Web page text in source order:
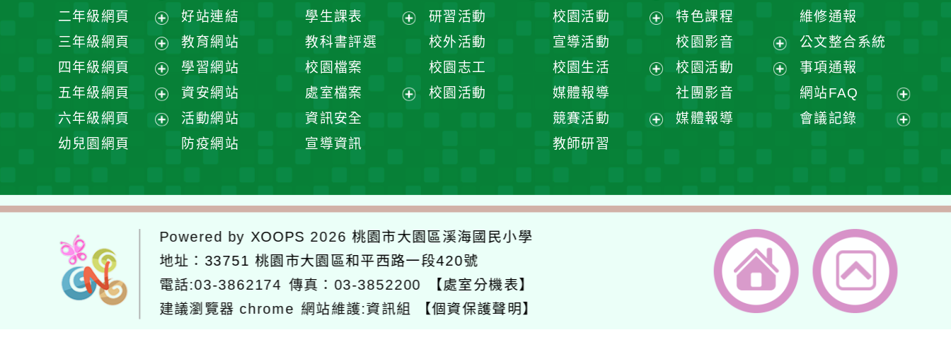
展
選
單
二年級網頁
展
選
單
三年級網頁
展
選
單
四年級網頁
展
開
選
五年級網頁
展
開
六年級網頁
單
幼兒園網頁
好站連結
教育網站
學習網站
資安網站
活動網站
防疫網站
學生課表
單
教科書評選
校園檔案
處室檔案
資訊安全
宣導資訊
研習活動
校外活動
校園志工
校園活動
展
單
校園活動
選
宣導活動
校園生活
選
媒體報導
競賽活動
單
教師研習
特色課程
校園影音
展
校園活動
社團影音
媒體報導
維修通報
公文整合系統
事項通報
網站FAQ
展
開
會議記錄
單
Powered by XOOPS 2026桃園市大園區溪海國民小學
地址： 33751 桃園市大園區和平西路一段420號
電話:03-3862174 傳真：03-3852200
【處室分機表】
建議瀏覽器 chrome 網站維護:資訊組 【個資保護聲明】